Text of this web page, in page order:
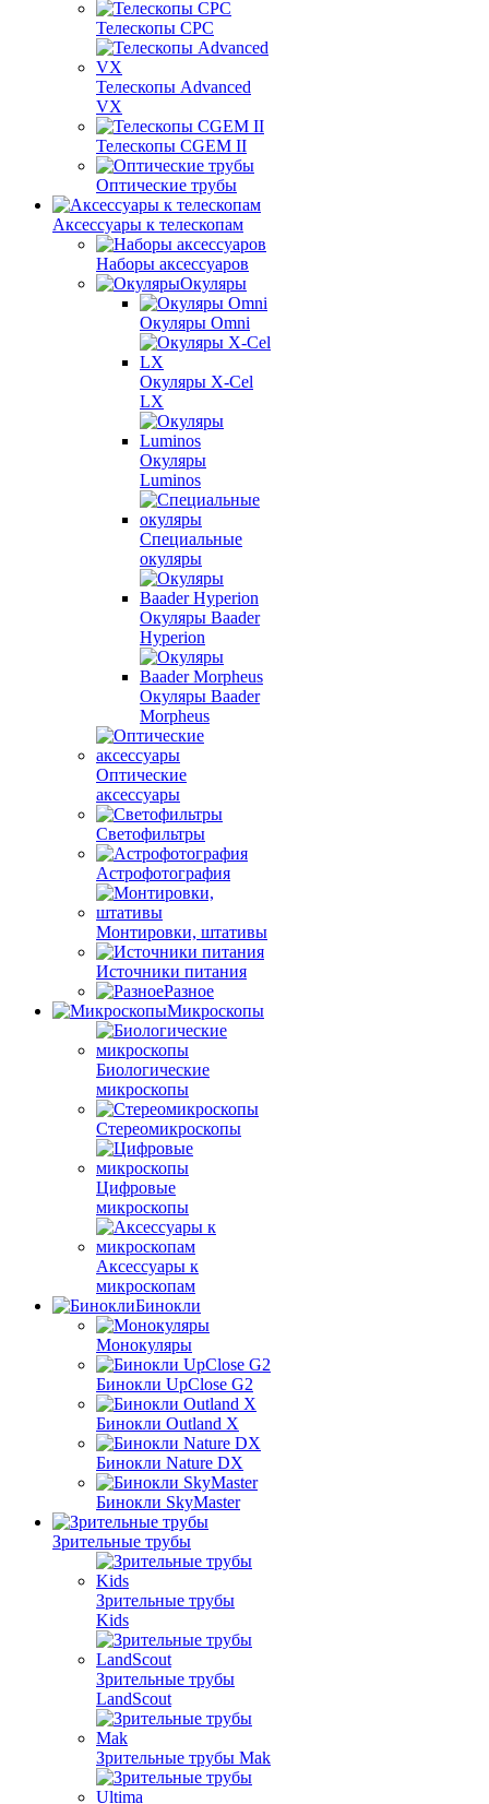
Телескопы CPC
Телескопы Advanced
VX
Телескопы CGEM II
Оптические трубы
Аксессуары к телескопам
Наборы аксессуаров
Окуляры
Окуляры Omni
Окуляры X-Сel
LX
Окуляры
Luminos
Специальные
окуляры
Окуляры Baader
Hyperion
Окуляры Baader
Morpheus
Оптические
аксессуары
Светофильтры
Астрофотография
Монтировки, штативы
Источники питания
Разное
Микроскопы
Биологические
микроскопы
Стереомикроскопы
Цифровые
микроскопы
Аксессуары к
микроскопам
Бинокли
Монокуляры
Бинокли UpClose G2
Бинокли Outland X
Бинокли Nature DX
Бинокли SkyMaster
Зрительные трубы
Зрительные трубы
Kids
Зрительные трубы
LandScout
Зрительные трубы Mak